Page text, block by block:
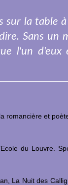
sur la table
Sans un
l'un d'eux
romancière et
du Louvre.
La Nuit des